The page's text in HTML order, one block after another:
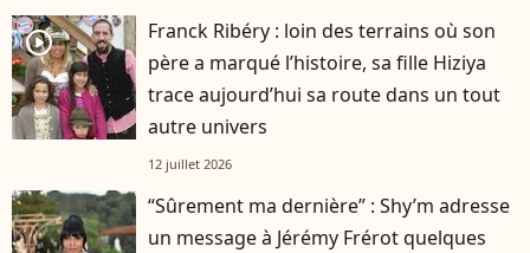
player2
Franck Ribéry : loin des terrains où son
père a marqué l’histoire, sa fille Hiziya
trace aujourd’hui sa route dans un tout
autre univers
12 juillet 2026
“Sûrement ma dernière” : Shy’m adresse
un message à Jérémy Frérot quelques